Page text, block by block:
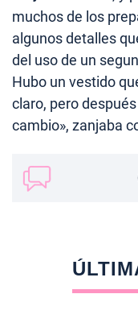
muchos de los
algunos detalles
del uso de un
Hubo un vestido
claro, pero
cambio», zanjaba